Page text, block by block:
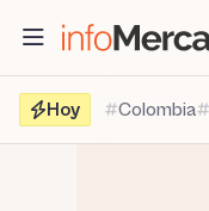
contenido
Hoy
Colombia